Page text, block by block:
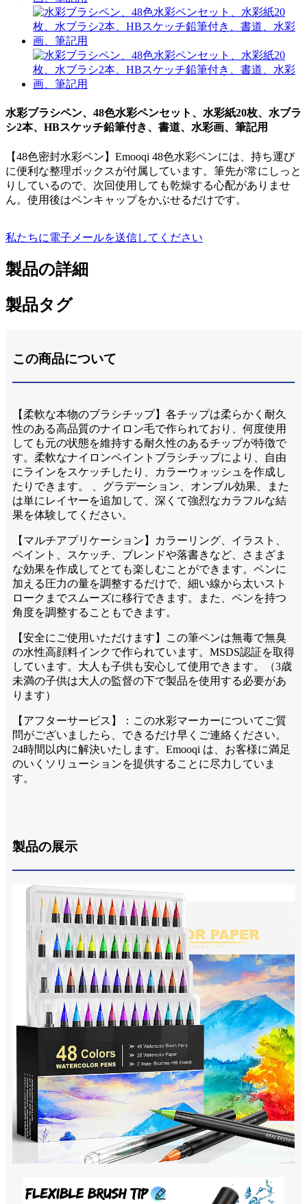
水彩ブラシペン、48色水彩ペンセット、水彩紙20枚、水ブラ
シ2本、HBスケッチ鉛筆付き、書道、水彩画、筆記用
【48色密封水彩ペン】Emooqi 48色水彩ペンには、持ち運び
に便利な整理ボックスが付属しています。筆先が常にしっと
りしているので、次回使用しても乾燥する心配がありませ
ん。使用後はペンキャップをかぶせるだけです。
私たちに電子メールを送信してください
製品の詳細
製品タグ
この商品について
【柔軟な本物のブラシチップ】各チップは柔らかく耐久
性のある高品質のナイロン毛で作られており、何度使用
しても元の状態を維持する耐久性のあるチップが特徴で
す。柔軟なナイロンペイントブラシチップにより、自由
にラインをスケッチしたり、カラーウォッシュを作成し
たりできます。 、グラデーション、オンブル効果、また
は単にレイヤーを追加して、深くて強烈なカラフルな結
果を体験してください。
【マルチアプリケーション】カラーリング、イラスト、
ペイント、スケッチ、ブレンドや落書きなど、さまざま
な効果を作成してとても楽しむことができます。ペンに
加える圧力の量を調整するだけで、細い線から太いスト
ロークまでスムーズに移行できます。また、ペンを持つ
角度を調整することもできます。
【安全にご使用いただけます】この筆ペンは無毒で無臭
の水性高顔料インクで作られています。MSDS認証を取得
しています。大人も子供も安心して使用できます。（3歳
未満の子供は大人の監督の下で製品を使用する必要があ
ります）
【アフターサービス】：この水彩マーカーについてご質
問がございましたら、できるだけ早くご連絡ください。
24時間以内に解決いたします。Emooqi は、お客様に満足
のいくソリューションを提供することに尽力していま
す。
製品の展示